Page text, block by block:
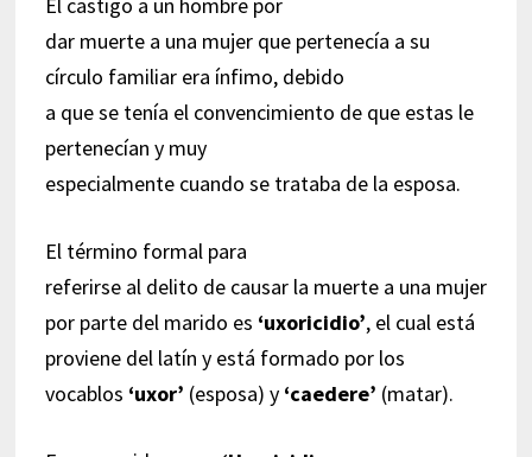
dar muerte a una mujer que pertenecía a su
círculo familiar era ínfimo, debido
a que se tenía el convencimiento de que estas le
pertenecían y muy
especialmente cuando se trataba de la esposa.
El término formal para
referirse al delito de causar la muerte a una mujer
por parte del marido es ‘uxoricidio’, el cual está
proviene del latín y está formado por los
vocablos ‘uxor’ (esposa) y ‘caedere’ (matar).